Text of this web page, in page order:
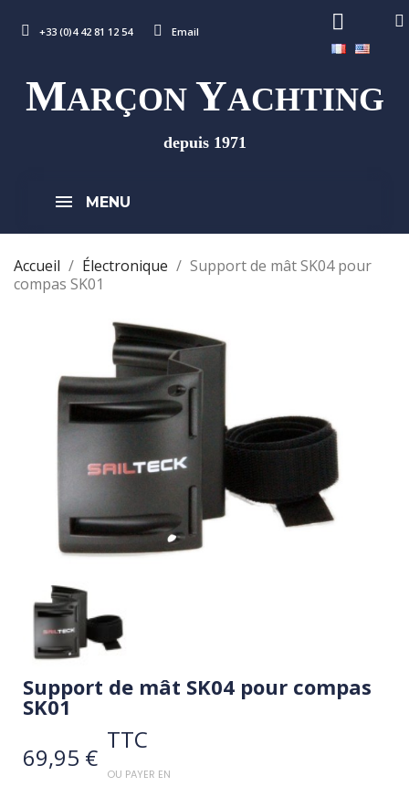
+33 (0)4 42 81 12 54 Email
MARÇON YACHTING
depuis 1971
MENU
Accueil Électronique
Support de mât SK04 pour
compas SK01
Support de mât SK04 pour compas
SK01
69,95 €
TTC
OU PAYER EN